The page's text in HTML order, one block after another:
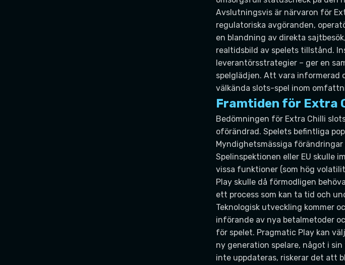
Avslutningsvis är närvaron för
regulatoriska avgöranden,
en blandning av direkta
realtidsbild av spelets tillstånd.
leverantörsstrategier – ger en
spelglädjen. Att vara
välkända slots-spel inom
Framtiden för Extra
Bedömningen för Extra Chilli
oförändrad. Spelets befintliga
Myndighetsmässiga
Spelinspektionen eller EU skulle
vissa funktioner (som hög
Play skulle då förmodligen
ett process som kan ta tid och
Teknologisk utveckling kommer
införande av nya betalmetoder
för spelet. Pragmatic Play kan
ny generation spelare, något i
inte uppdateras, riskerar det att